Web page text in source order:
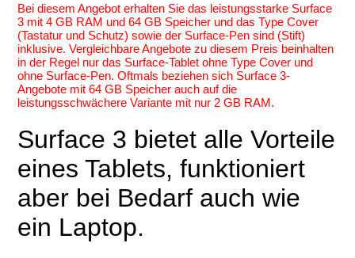
Bei diesem Angebot erhalten Sie das leistungsstarke Surface
3 mit 4 GB RAM und 64 GB Speicher und das Type Cover
(Tastatur und Schutz) sowie der Surface-Pen sind (Stift)
inklusive. Vergleichbare Angebote zu diesem Preis beinhalten
in der Regel nur das Surface-Tablet ohne Type Cover und
ohne Surface-Pen. Oftmals beziehen sich Surface 3-
Angebote mit 64 GB Speicher auch auf die
leistungsschwächere Variante mit nur 2 GB RAM.
Surface 3 bietet alle Vorteile
eines Tablets, funktioniert
aber bei Bedarf auch wie
ein Laptop.